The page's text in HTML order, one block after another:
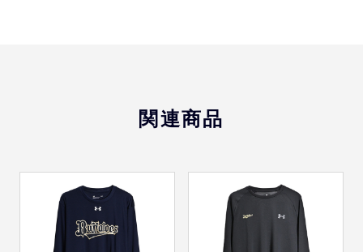
リブ：コットン58%、ポリエステル38%、ポ
リウレタン4%
サイズは目安になります
関連商品